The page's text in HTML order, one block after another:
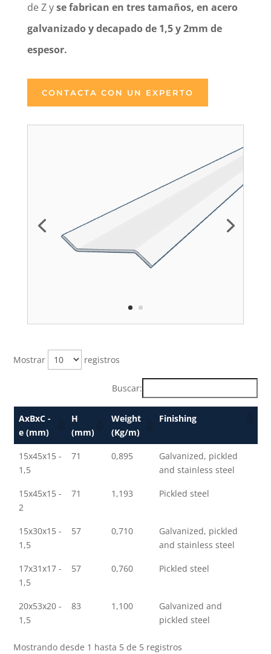
de Z yse fabrican en tres tamaños, en acero
galvanizado y decapado de 1,5 y 2mm de
espesor.
CONTACTA CON UN EXPERTO
Mostrar registros
Buscar:
AxBxC -
e (mm)
H
(mm)
Weight
(Kg/m)
Finishing
15x45x15 -
1,5
71 0,895
Galvanized, pickled
and stainless steel
15x45x15 -
2
71 1,193 Pickled steel
15x30x15 -
1,5
57 0,710
Galvanized, pickled
and stainless steel
17x31x17 -
1,5
57 0,760 Pickled steel
20x53x20 -
1,5
83 1,100
Galvanized and
pickled steel
Mostrando desde 1 hasta 5 de 5 registros